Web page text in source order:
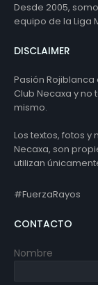
Desde 2005,
equipo de la Liga
DISCLAIMER
Pasión
Club Necaxa y
mismo.
Los textos, fotos
Necaxa, son
utilizan
#FuerzaRayos
CONTACTO
Nombre